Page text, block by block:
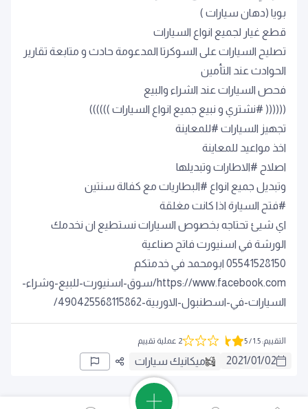
بويا (دهان سيارات )
قطع غيار لجميع انواع السيارات
تصليح السيارات على السوكرتا المدعومة حادث و متابعة تقارير
الحوادث عند التأمين
فحص السيارات عند الشراء والبيع
(((((( #نشتري و نبيع جميع انواع السيارات ))))))
تجهيز السيارات #للمعاينة
اخذ مواعيد للمعاينة
اصلاح #الاطارات وتبديلها
وتبديل جميع انواع #البطاريات مع كفالة سنتين
#فتح السيارة اذا كانت مغلقة
اي شيئ تحتاجه بخصوص السيارات نستطيع ان نخدمك
الورشة في اسنيورت فاتح صناعية
05541528150 ابومحمد في خدمتكم
https://www.facebook.com/سوق-اسنيورت-للبيع-وشراء-
السيارات-في-اسطنبول-الاوربية-490425568115862/
التقييم:
1.5
/ 5 2 عملية تقييم
2021/01/02 ميكانيك سيارات